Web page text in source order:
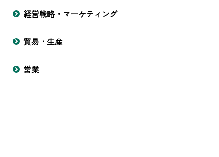
経営戦略・マーケティング
貿易・生産
営業